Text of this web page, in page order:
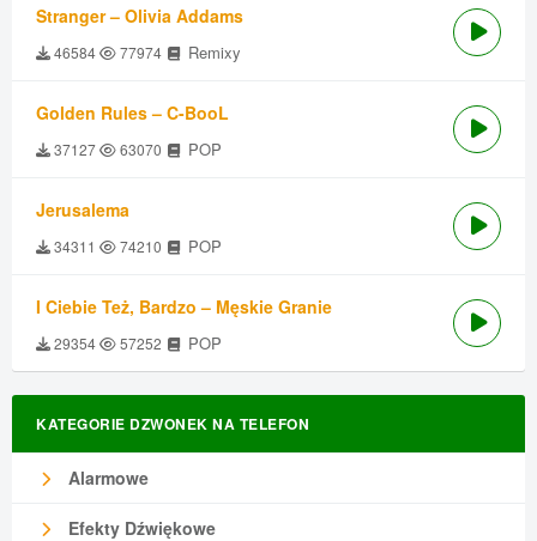
Stranger – Olivia Addams
46584 77974 Remixy
Golden Rules – C-BooL
37127 63070 POP
Jerusalema
34311 74210 POP
I Ciebie Też, Bardzo – Męskie Granie
29354 57252 POP
KATEGORIE DZWONEK NA TELEFON
Alarmowe
Efekty Dźwiękowe